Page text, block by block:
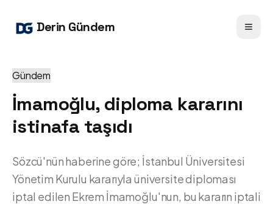
Derin Gündem
Gündem
İmamoğlu, diploma kararını
istinafa taşıdı
Sözcü'nün haberine göre; İstanbul Üniversitesi
Yönetim Kurulu kararıyla üniversite diploması
iptal edilen Ekrem İmamoğlu'nun, bu kararın iptali